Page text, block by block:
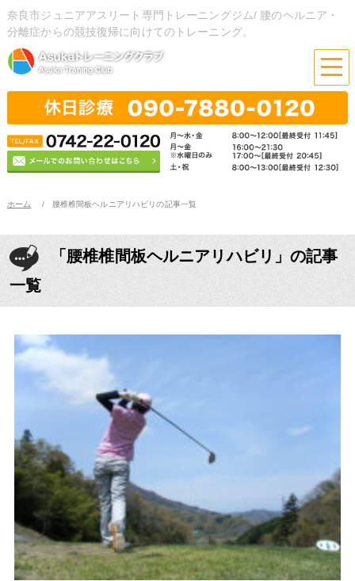
奈良市ジュニアアスリート専門トレーニングジム/ 腰のヘルニア・
分離症からの競技復帰に向けてのトレーニング。
ホーム 腰椎椎間板ヘルニアリハビリの記事一覧
「腰椎椎間板ヘルニアリハビリ」の記事
一覧